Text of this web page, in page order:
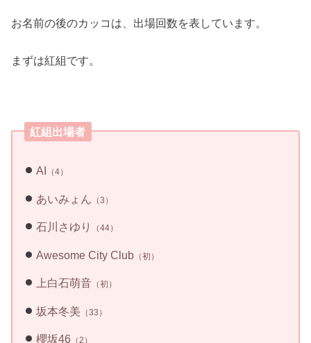
お名前の後のカッコは、出場回数を表しています。
まずは紅組です。
紅組出場者
AI （4）
あいみょん （3）
石川さゆり （44）
Awesome City Club（初）
上白石萌音（初）
坂本冬美 （33）
櫻坂46（2）